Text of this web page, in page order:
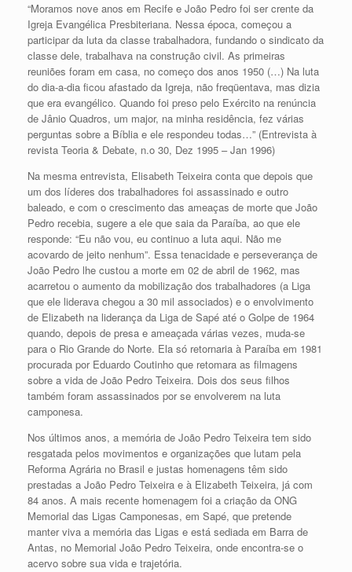
“Moramos nove anos em Recife e João Pedro foi ser crente da
Igreja Evangélica Presbiteriana. Nessa época, começou a
participar da luta da classe trabalhadora, fundando o sindicato da
classe dele, trabalhava na construção civil. As primeiras
reuniões foram em casa, no começo dos anos 1950 (…) Na luta
do dia-a-dia ficou afastado da Igreja, não freqüentava, mas dizia
que era evangélico. Quando foi preso pelo Exército na renúncia
de Jânio Quadros, um major, na minha residência, fez várias
perguntas sobre a Bíblia e ele respondeu todas…” (Entrevista à
revista Teoria & Debate, n.o 30, Dez 1995 – Jan 1996)
Na mesma entrevista, Elisabeth Teixeira conta que depois que
um dos líderes dos trabalhadores foi assassinado e outro
baleado, e com o crescimento das ameaças de morte que João
Pedro recebia, sugere a ele que saia da Paraíba, ao que ele
responde: “Eu não vou, eu continuo a luta aqui. Não me
acovardo de jeito nenhum”. Essa tenacidade e perseverança de
João Pedro lhe custou a morte em 02 de abril de 1962, mas
acarretou o aumento da mobilização dos trabalhadores (a Liga
que ele liderava chegou a 30 mil associados) e o envolvimento
de Elizabeth na liderança da Liga de Sapé até o Golpe de 1964
quando, depois de presa e ameaçada várias vezes, muda-se
para o Rio Grande do Norte. Ela só retornaria à Paraíba em 1981
procurada por Eduardo Coutinho que retomara as filmagens
sobre a vida de João Pedro Teixeira. Dois dos seus filhos
também foram assassinados por se envolverem na luta
camponesa.
Nos últimos anos, a memória de João Pedro Teixeira tem sido
resgatada pelos movimentos e organizações que lutam pela
Reforma Agrária no Brasil e justas homenagens têm sido
prestadas a João Pedro Teixeira e à Elizabeth Teixeira, já com
84 anos. A mais recente homenagem foi a criação da ONG
Memorial das Ligas Camponesas, em Sapé, que pretende
manter viva a memória das Ligas e está sediada em Barra de
Antas, no Memorial João Pedro Teixeira, onde encontra-se o
acervo sobre sua vida e trajetória.